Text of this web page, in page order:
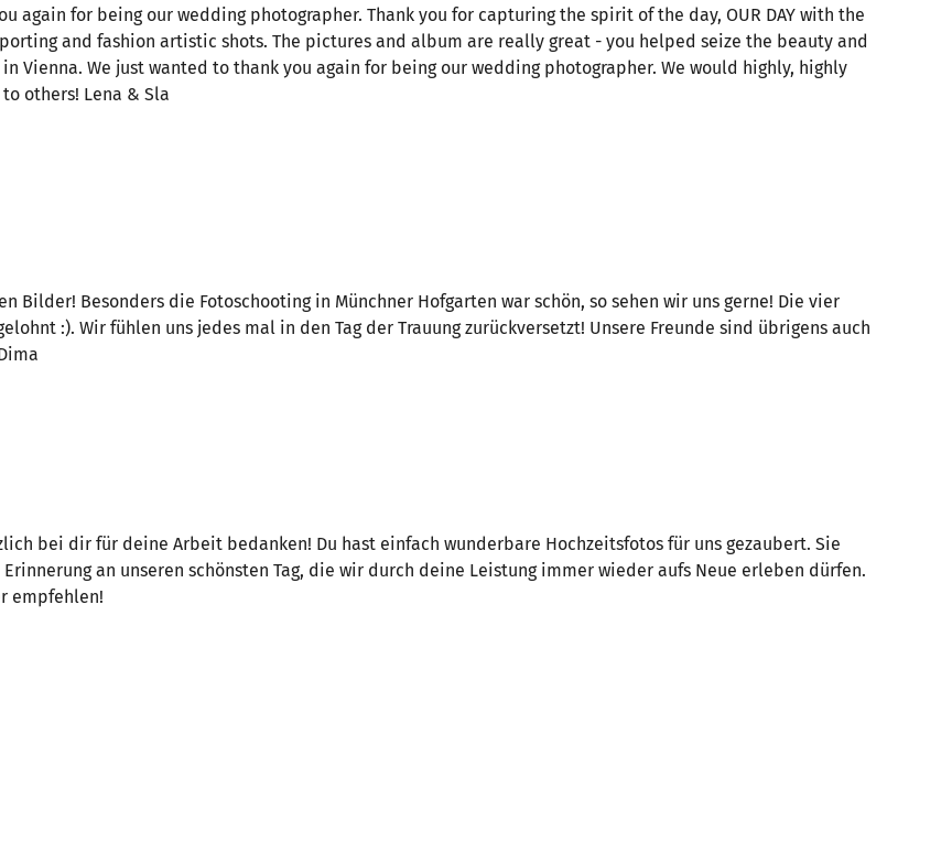
again for being our wedding photographer. Thank you for capturing the spirit of the day, OUR DAY with the
and fashion artistic shots. The pictures and album are really great - you helped seize the beauty and
Vienna. We just wanted to thank you again for being our wedding photographer. We would highly, highly
others! Lena & Sla
Bilder! Besonders die Fotoschooting in Münchner Hofgarten war schön, so sehen wir uns gerne! Die vier
:). Wir fühlen uns jedes mal in den Tag der Trauung zurückversetzt! Unsere Freunde sind übrigens auch
bei dir für deine Arbeit bedanken! Du hast einfach wunderbare Hochzeitsfotos für uns gezaubert. Sie
an unseren schönsten Tag, die wir durch deine Leistung immer wieder aufs Neue erleben dürfen.
empfehlen!